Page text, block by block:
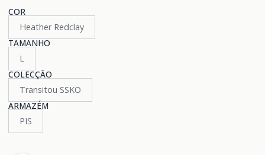
COR
Heather Redclay
TAMANHO
L
COLECÇÃO
Transitou SSKO
ARMAZÉM
PIS